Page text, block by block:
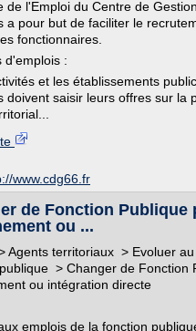
de l'Emploi du Centre de
a pour but de faciliter le
fonctionnaires.
d'emplois :
et les établissements
doivent saisir leurs offres sur la
www.cdg66.fr
de Fonction Publique
ou ...
Agents territoriaux > Evoluer au
> Changer de Fonction
ou intégration directe
emplois de la fonction